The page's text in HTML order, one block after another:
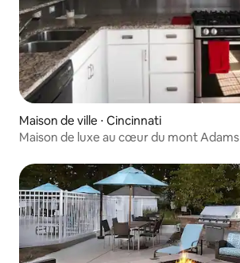
Maison de ville ⋅ Cincinnati
Maison de luxe au cœur du mont Adams